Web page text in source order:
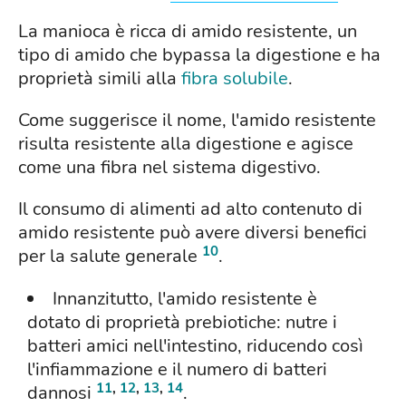
La manioca è ricca di amido resistente, un
tipo di amido che bypassa la digestione e ha
proprietà simili alla fibra solubile.
Come suggerisce il nome, l'amido resistente
risulta resistente alla digestione e agisce
come una fibra nel sistema digestivo.
Il consumo di alimenti ad alto contenuto di
amido resistente può avere diversi benefici
per la salute generale 10.
Innanzitutto, l'amido resistente è
dotato di proprietà prebiotiche: nutre i
batteri amici nell'intestino, riducendo così
l'infiammazione e il numero di batteri
dannosi 11, 12, 13, 14.